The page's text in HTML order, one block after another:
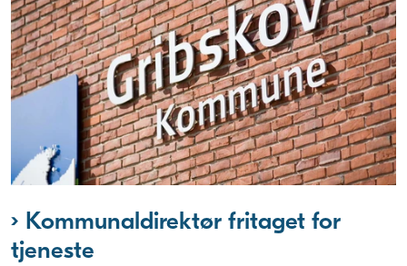
Kommunaldirektør fritaget for
tjeneste